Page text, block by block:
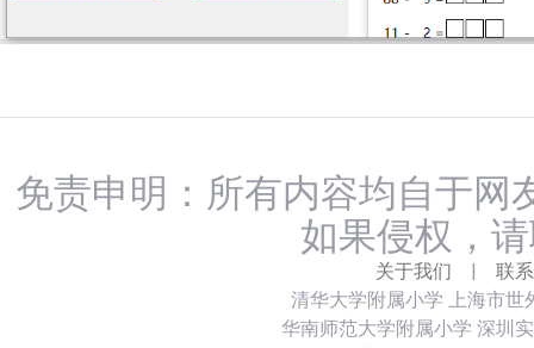
免责申明：所有内容均自于网
如果侵权，
关于我们 | 联
清华大学附属小学
上海市世
华南师范大学附属小学 深圳